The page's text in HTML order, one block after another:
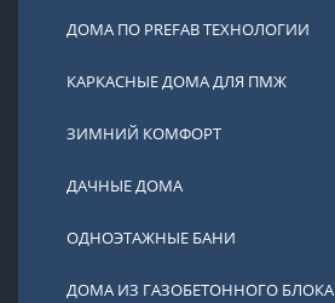
ДОМА ПО PREFAB ТЕХНОЛОГИИ
КАРКАСНЫЕ ДОМА ДЛЯ ПМЖ
ЗИМНИЙ КОМФОРТ
ДАЧНЫЕ ДОМА
ОДНОЭТАЖНЫЕ БАНИ
ДОМА ИЗ ГАЗОБЕТОННОГО БЛОКА